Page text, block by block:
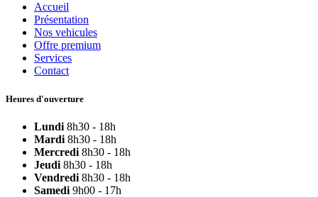
Accueil
Présentation
Nos vehicules
Offre premium
Services
Contact
Heures d'ouverture
Lundi 8h30 - 18h
Mardi 8h30 - 18h
Mercredi 8h30 - 18h
Jeudi 8h30 - 18h
Vendredi 8h30 - 18h
Samedi 9h00 - 17h